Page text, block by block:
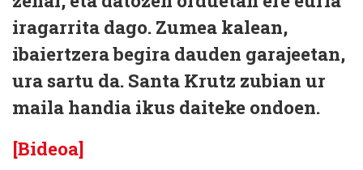
iragarrita dago. Zumea kalean,
ibaiertzera begira dauden garajeetan,
ura sartu da. Santa Krutz zubian ur
maila handia ikus daiteke ondoen.
[Bideoa]